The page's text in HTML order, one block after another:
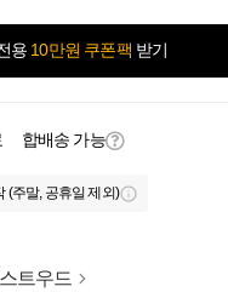
용 10만원 쿠폰팩 받기
합배송 가능
(주말, 공휴일 제외)
트우드